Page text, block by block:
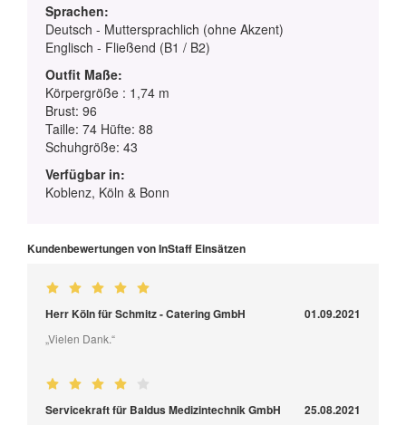
Sprachen:
Deutsch - Muttersprachlich (ohne Akzent)
Englisch - Fließend (B1 / B2)
Outfit Maße:
Körpergröße : 1,74 m
Brust: 96
Taille: 74 Hüfte: 88
Schuhgröße: 43
Verfügbar in:
Koblenz, Köln & Bonn
Kundenbewertungen von InStaff Einsätzen
Herr Köln für Schmitz - Catering GmbH 01.09.2021
„Vielen Dank.“
Servicekraft für Baldus Medizintechnik GmbH 25.08.2021